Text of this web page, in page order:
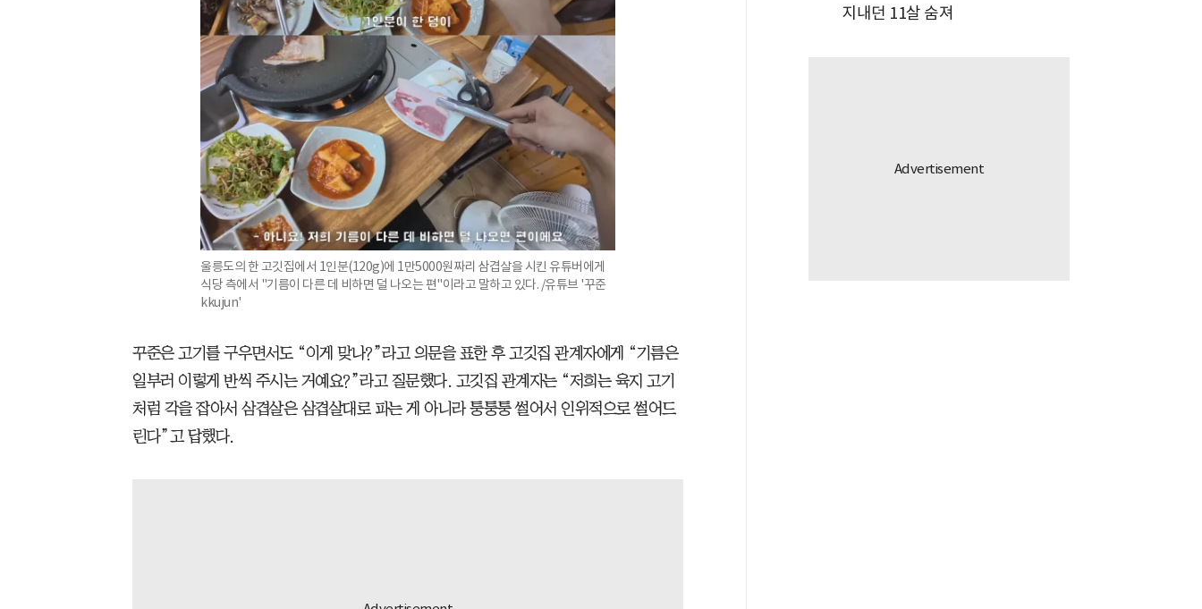
울릉도의 한 고깃집에서 1인분(120g)에 1만5000원짜리 삼겹살을 시킨 유튜버에게
식당 측에서 "기름이 다른 데 비하면 덜 나오는 편"이라고 말하고 있다. /유튜브 '꾸준
kkujun'
꾸준은 고기를 구우면서도 “이게 맞나?”라고 의문을 표한 후 고깃집 관계자에게 “기름은
일부러 이렇게 반씩 주시는 거예요?”라고 질문했다. 고깃집 관계자는 “저희는 육지 고기
처럼 각을 잡아서 삼겹살은 삼겹살대로 파는 게 아니라 퉁퉁퉁 썰어서 인위적으로 썰어드
린다”고 답했다.
지내던 11살 숨져